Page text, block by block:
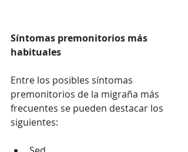
Síntomas premonitorios más
habituales
Entre los posibles síntomas
premonitorios de la migraña más
frecuentes se pueden destacar los
siguientes: